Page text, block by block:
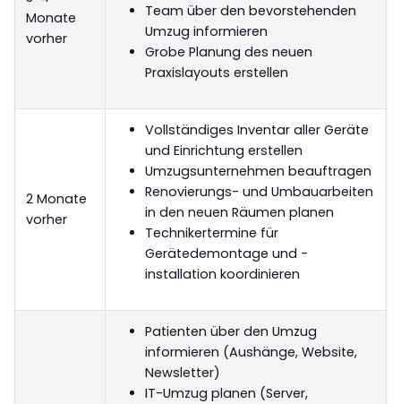
Monate
vorher
Team über den bevorstehenden
Umzug informieren
Grobe Planung des neuen
Praxislayouts erstellen
2 Monate
vorher
Vollständiges Inventar aller Geräte
und Einrichtung erstellen
Umzugsunternehmen beauftragen
Renovierungs- und Umbauarbeiten
in den neuen Räumen planen
Technikertermine für
Gerätedemontage und -
installation koordinieren
Patienten über den Umzug
informieren (Aushänge, Website,
Newsletter)
IT-Umzug planen (Server,